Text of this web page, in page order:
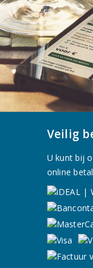
Veilig
U kunt bij
online